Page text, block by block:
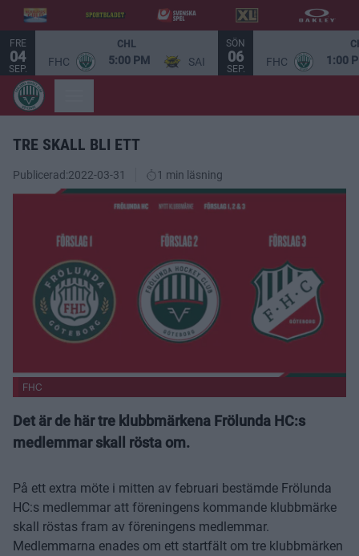
FRE
04
SEP.
CHL
FHC 5:00 PM SAI
SÖN
06
SEP.
FHC 1:00
TRE SKALL BLI ETT
Publicerad:2022-03-31 1 min läsning
FHC
Det är de här tre klubbmärkena Frölunda HC:s
medlemmar skall rösta om.
På ett extra möte i mitten av februari bestämde Frölunda
HC:s medlemmar att föreningens kommande klubbmärke
skall röstas fram av föreningens medlemmar.
Medlemmarna enades om ett startfält om tre klubbmärken